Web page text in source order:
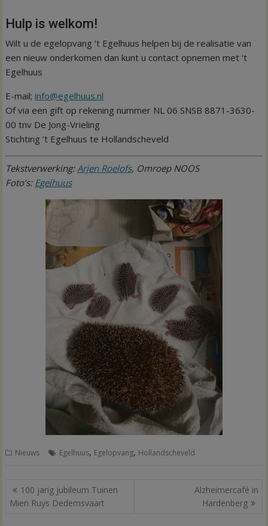
Hulp is welkom!
Wilt u de egelopvang ‘t Egelhuus helpen bij de realisatie van
een nieuw onderkomen dan kunt u contact opnemen met ‘t
Egelhuus
E-mail;info@egelhuus.nl
Of via een gift op rekening nummer NL 06 SNSB 8871-3630-
00 tnv De Jong-Vrieling
Stichting ’t Egelhuus te Hollandscheveld
Tekstverwerking:Arjen Roelofs, Omroep NOOS
Foto’s: Egelhuus
Nieuws Egelhuus, Egelopvang, Hollandscheveld
Bericht
navigatie
100 jarig jubileum Tuinen
Mien Ruys Dedemsvaart
Alzheimercafé in
Hardenberg